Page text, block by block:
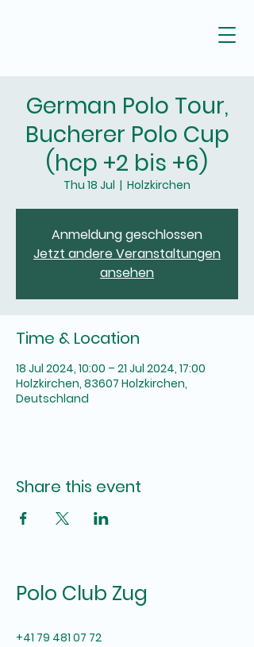
German Polo Tour,
Bucherer Polo Cup
(hcp +2 bis +6)
Thu 18 Jul
  |
Holzkirchen
Anmeldung geschlossen
Jetzt andere Veranstaltungen
ansehen
Time & Location
18 Jul 2024, 10:00 – 21 Jul 2024, 17:00
Holzkirchen, 83607 Holzkirchen,
Deutschland
Share this event
Polo Club Zug
+41 79 481 07 72